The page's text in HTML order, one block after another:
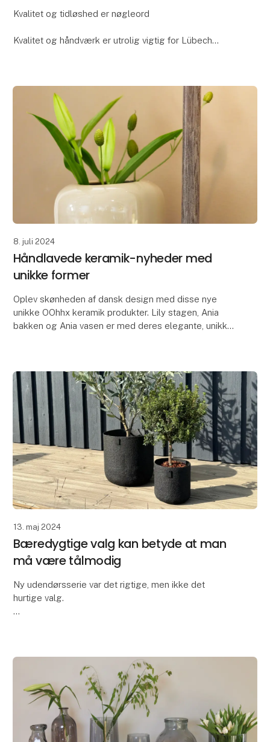
Kvalitet og tidløshed er nøgleord
Kvalitet og håndværk er utrolig vigtig for Lübech
8. juli 2024
Håndlavede keramik-nyheder med
unikke former
Oplev skønheden af dansk design med disse nye
unikke OOhhx keramik produkter. Lily stagen, Ania
bakken og Ania vasen er med deres elegante, unikke
13. maj 2024
Bæredygtige valg kan betyde at man
må være tålmodig
Ny udendørsserie var det rigtige, men ikke det
hurtige valg.
For et par år siden kunne vi ikke længere få